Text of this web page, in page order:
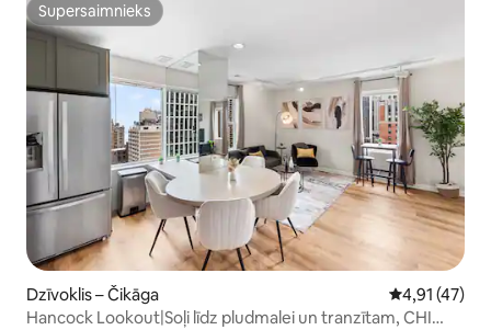
Supersaimnieks
Supersaimnieks
Dzīvoklis – Čikāga Vidējais
4,91 (47)
Hancock Lookout|Soļi līdz pludmalei un tranzītam, CHI